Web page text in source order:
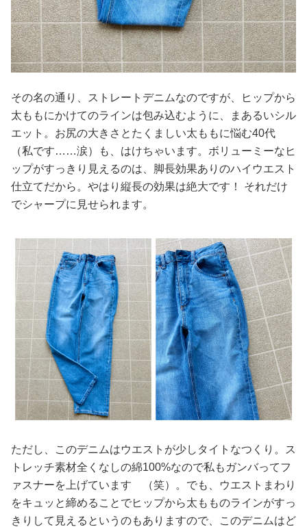
その名の通り、ストレートデニムなのですが、ヒップから
太ももにかけてのラインは包み込むように、まあるいシル
エット。お尻の大きさとたくましい太ももに悩む40代
（私です……涙）も、はけちゃいます。ボリューミーなヒ
ップがすっきり見えるのは、脚長効果ありのハイウエスト
仕立てだから。やはり縦長の効果は絶大です！ それだけ
でシャープに見せられます。
ただし、このデニムはウエストが少しタイトなつくり。ス
トレッチ素材全くなしの綿100%なので私もガンバってフ
ァスナーを上げています （笑）。でも、ウエストまわり
をキュッと締めることでヒップから太もものラインがすっ
きりして見えるというのもありますので、このデニムはど